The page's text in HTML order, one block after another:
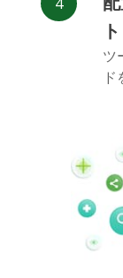
ト
ツ
ド